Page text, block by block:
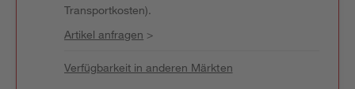
Transportkosten).
Artikel anfragen >
Verfügbarkeit in anderen Märkten